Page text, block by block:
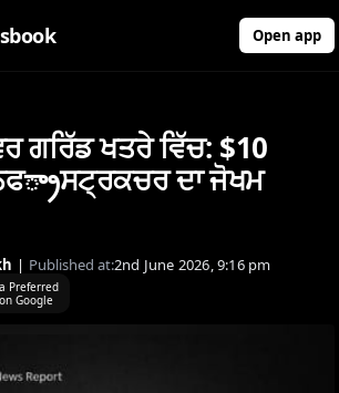
Open app
ਗਰਿੱਡ ਖਤਰੇ ਵਿੱਚ: $10
ਦਾ ਜੋਖਮ
| Published at:2nd June 2026, 9:16 pm
Preferred
Google